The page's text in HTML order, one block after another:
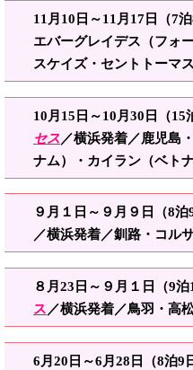
11月10日～11月17日（7
エバーグレイデス（フォ
スケイズ・セントトーマ
10月15日～10月30日 （
セス ／横浜発着／鹿児島
ナム）・カイラン（ベト
９ 月１日 ～９月９日 （8
／横浜発着／釧路・コル
８月23日～９月１日（9泊
ス／横浜発着／鳥羽・高
6月20 日～6月28日（8泊9